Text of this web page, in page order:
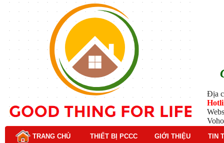
Địa
TRANG CHỦ THIẾT BỊ PCCC GIỚI THIỆU TIN